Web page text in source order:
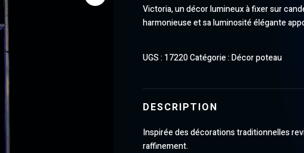
Victoria, un décor lumineux à fixer sur
harmonieuse et sa luminosité élégante
UGS : 17220Catégorie :Décor poteau
DESCRIPTION
Inspirée des décorations traditionnelles
raffinement.